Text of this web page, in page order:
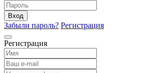
Вход
Забыли пароль? Регистрация
Регистрация